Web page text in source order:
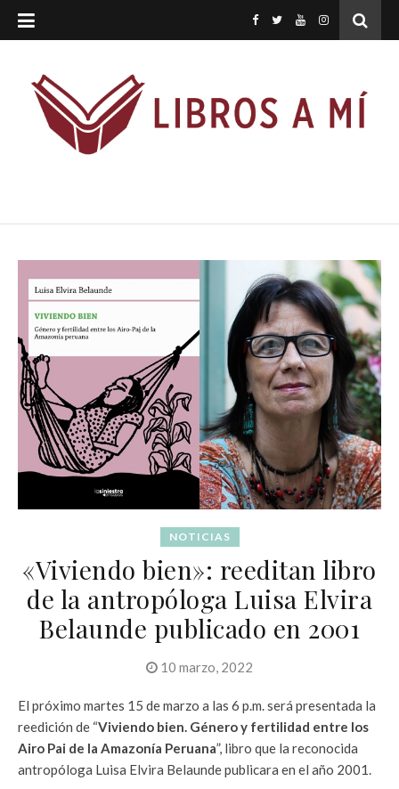
NOTICIAS
«Viviendo bien»: reeditan libro
de la antropóloga Luisa Elvira
Belaunde publicado en 2001
10 marzo, 2022
El próximo martes 15 de marzo a las 6 p.m. será presentada la
reedición de “Viviendo bien. Género y fertilidad entre los
Airo Pai de la Amazonía Peruana”, libro que la reconocida
antropóloga Luisa Elvira Belaunde publicara en el año 2001.